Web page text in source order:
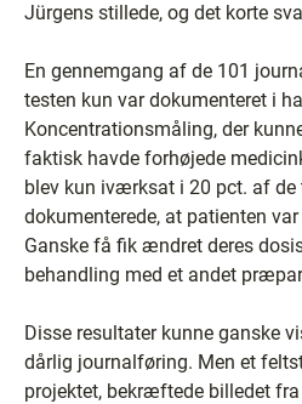
Jürgens stillede, og det korte
En gennemgang af de 101
testen kun var dokumenteret i
Koncentrationsmåling, der
faktisk havde forhøjede
blev kun iværksat i 20 pct. af
dokumenterede, at patienten
Ganske få fik ændret deres
behandling med et andet
Disse resultater kunne ganske
dårlig journalføring. Men et
projektet, bekræftede billedet